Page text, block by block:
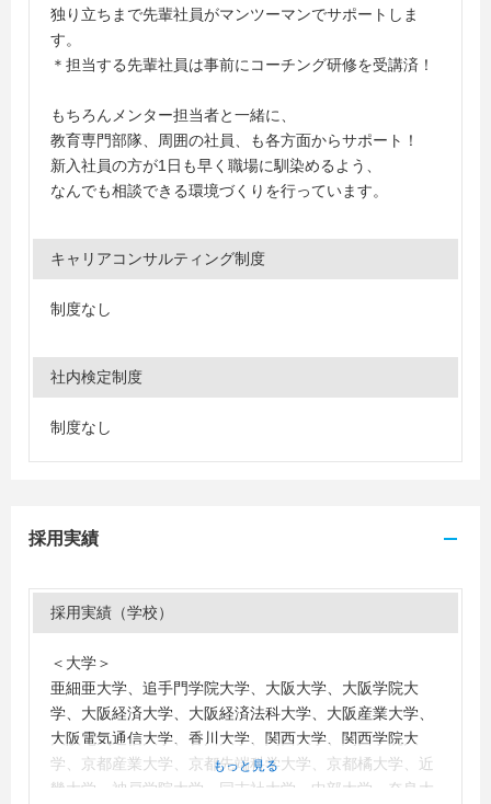
独り立ちまで先輩社員がマンツーマンでサポートしま
す。
＊担当する先輩社員は事前にコーチング研修を受講済！
もちろんメンター担当者と一緒に、
教育専門部隊、周囲の社員、も各方面からサポート！
新入社員の方が1日も早く職場に馴染めるよう、
なんでも相談できる環境づくりを行っています。
キャリアコンサルティング制度
制度なし
社内検定制度
制度なし
採用実績
採用実績（学校）
＜大学＞
亜細亜大学、追手門学院大学、大阪大学、大阪学院大
学、大阪経済大学、大阪経済法科大学、大阪産業大学、
大阪電気通信大学、香川大学、関西大学、関西学院大
学、京都産業大学、京都先端科学大学、京都橘大学、近
畿大学、神戸学院大学、同志社大学、中部大学、奈良大
もっと見る